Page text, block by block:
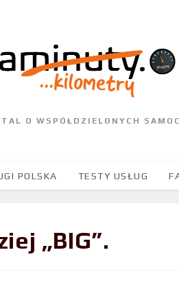
O WSPÓŁDZIELONYCH
POLSKA TESTY USŁUG
„BIG”.